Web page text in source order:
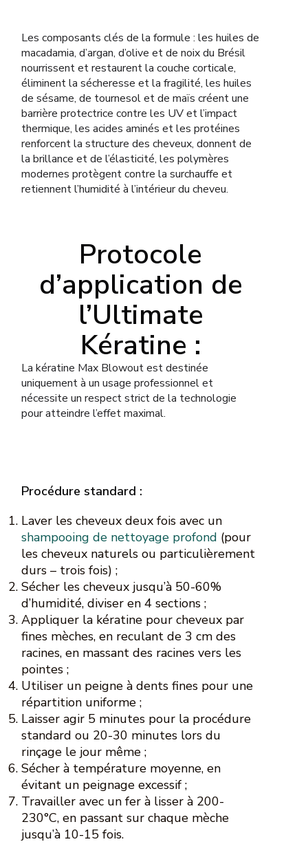
Les composants clés de la formule : les huiles de
macadamia, d’argan, d’olive et de noix du Brésil
nourrissent et restaurent la couche corticale,
éliminent la sécheresse et la fragilité, les huiles
de sésame, de tournesol et de maïs créent une
barrière protectrice contre les UV et l’impact
thermique, les acides aminés et les protéines
renforcent la structure des cheveux, donnent de
la brillance et de l’élasticité, les polymères
modernes protègent contre la surchauffe et
retiennent l’humidité à l’intérieur du cheveu.
Protocole
d’application de
l’Ultimate
Kératine :
La kératine Max Blowout est destinée
uniquement à un usage professionnel et
nécessite un respect strict de la technologie
pour atteindre l’effet maximal.
Procédure standard :
Laver les cheveux deux fois avec un
shampooing de nettoyage profond (pour
les cheveux naturels ou particulièrement
durs – trois fois) ;
Sécher les cheveux jusqu’à 50-60%
d’humidité, diviser en 4 sections ;
Appliquer la kératine pour cheveux par
fines mèches, en reculant de 3 cm des
racines, en massant des racines vers les
pointes ;
Utiliser un peigne à dents fines pour une
répartition uniforme ;
Laisser agir 5 minutes pour la procédure
standard ou 20-30 minutes lors du
rinçage le jour même ;
Sécher à température moyenne, en
évitant un peignage excessif ;
Travailler avec un fer à lisser à 200-
230°C, en passant sur chaque mèche
jusqu’à 10-15 fois.